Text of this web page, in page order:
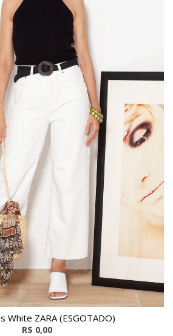
White ZARA (ESGOTADO)
R$ 0,00